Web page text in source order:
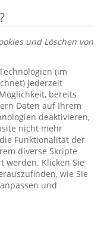
und Löschen von
(im
jederzeit
bereits
Daten auf Ihrem
deaktivieren,
nicht mehr
Funktionalität der
diverse Skripte
werden. Klicken Sie
wie Sie
und